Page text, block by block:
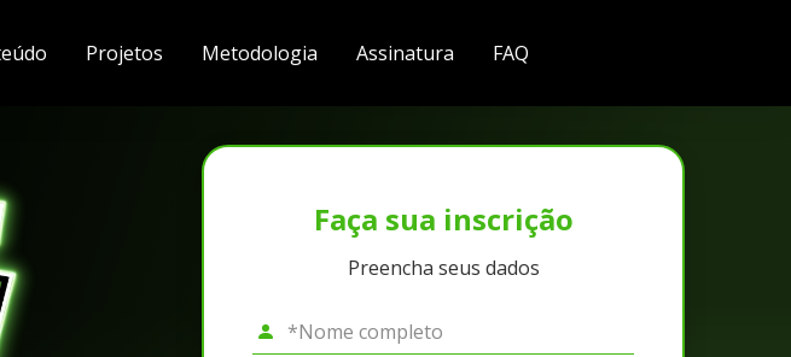
Projetos Metodologia Assinatura FAQ
Faça sua inscrição
Preencha seus dados